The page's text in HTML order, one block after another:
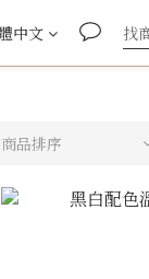
中文
商品排序